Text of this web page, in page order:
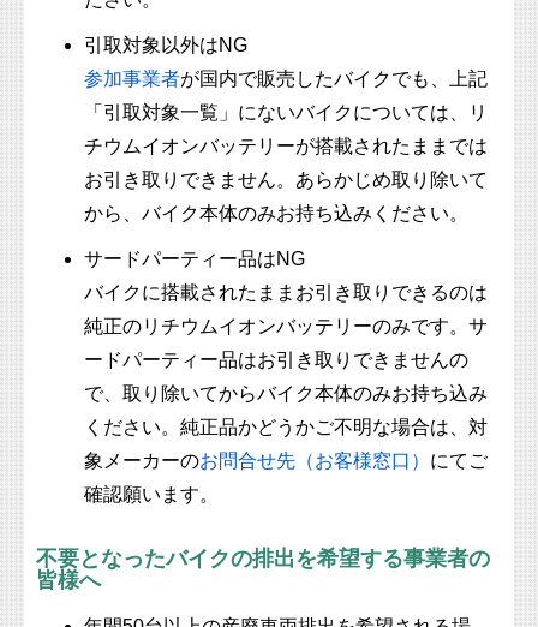
引取対象以外はNG
参加事業者が国内で販売したバイクでも、上記
「引取対象一覧」にないバイクについては、リ
チウムイオンバッテリーが搭載されたままでは
お引き取りできません。あらかじめ取り除いて
から、バイク本体のみお持ち込みください。
サードパーティー品はNG
バイクに搭載されたままお引き取りできるのは
純正のリチウムイオンバッテリーのみです。サ
ードパーティー品はお引き取りできませんの
で、取り除いてからバイク本体のみお持ち込み
ください。純正品かどうかご不明な場合は、対
象メーカーのお問合せ先（お客様窓口） にてご
確認願います。
不要となったバイクの排出を希望する事業者の
皆様へ